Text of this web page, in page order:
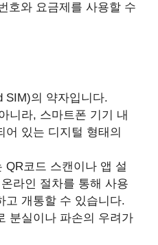
호와 요금제를 사용할 수
SIM)의 약자입니다.
니라, 스마트폰 기기 내
어 있는 디지털 형태의
QR코드 스캔이나 앱 설
라인 절차를 통해 사용
고 개통할 수 있습니다.
분실이나 파손의 우려가